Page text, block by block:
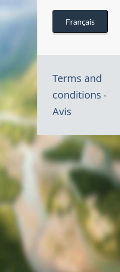
Français
Terms and
conditions
Avis